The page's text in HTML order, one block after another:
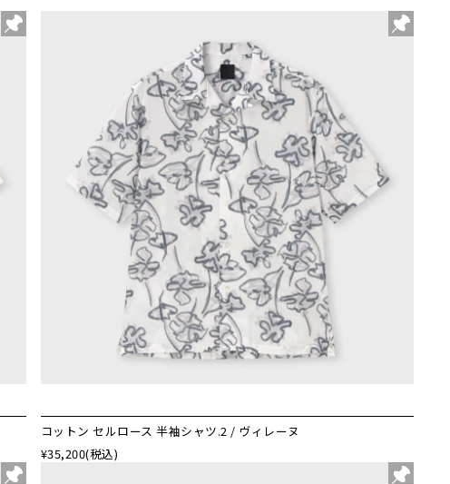
コットン セルロース 半袖シャツ.2 / ヴィレーヌ
¥35,200(税込)